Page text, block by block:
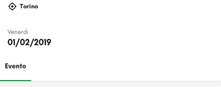
Torino
Venerdi
01/02/2019
Evento